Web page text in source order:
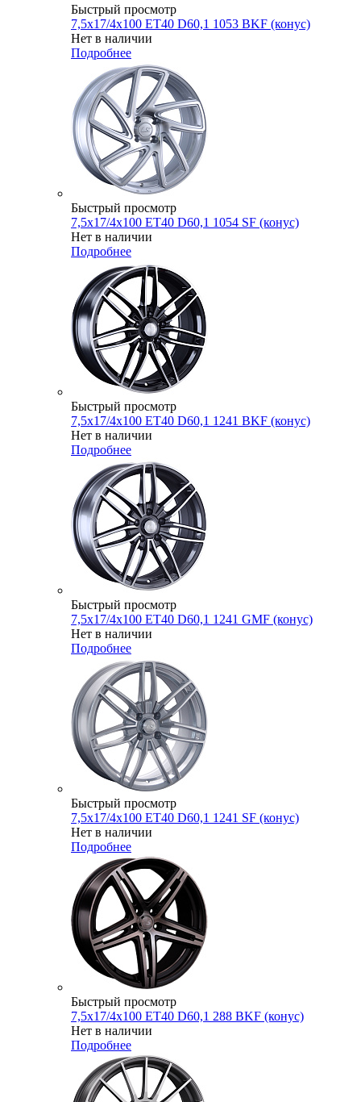
Быстрый просмотр
7,5x17/4x100 ET40 D60,1 1053 BKF (конус)
Нет в наличии
Подробнее
Быстрый просмотр
7,5x17/4x100 ET40 D60,1 1054 SF (конус)
Нет в наличии
Подробнее
Быстрый просмотр
7,5x17/4x100 ET40 D60,1 1241 BKF (конус)
Нет в наличии
Подробнее
Быстрый просмотр
7,5x17/4x100 ET40 D60,1 1241 GMF (конус)
Нет в наличии
Подробнее
Быстрый просмотр
7,5x17/4x100 ET40 D60,1 1241 SF (конус)
Нет в наличии
Подробнее
Быстрый просмотр
7,5x17/4x100 ET40 D60,1 288 BKF (конус)
Нет в наличии
Подробнее